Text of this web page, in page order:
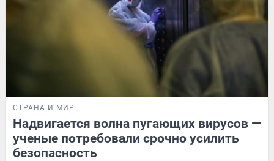
СТРАНА И МИР
Надвигается волна пугающих вирусов —
ученые потребовали срочно усилить
безопасность